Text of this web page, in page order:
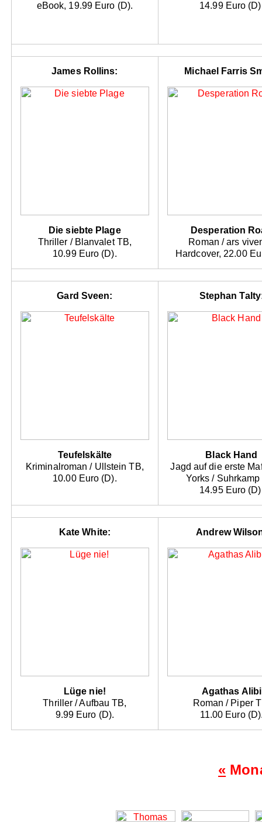
eBook, 19.99 Euro (D).
14.99 Euro
James Rollins:
Die siebte Plage
Thriller / Blanvalet TB,
10.99 Euro (D).
Michael Farris
Desperation
Roman / ars
Hardcover, 22.00
Gard Sveen:
Teufelskälte
Kriminalroman / Ullstein TB,
10.00 Euro (D).
Stephan
Black Hand
Jagd auf die erste
Yorks / Suhrkamp
14.95 Euro
Kate White:
Lüge nie!
Thriller / Aufbau TB,
9.99 Euro (D).
Andrew
Agathas Alibi
Roman / Piper
11.00 Euro
«